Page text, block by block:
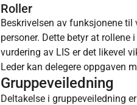
Roller
Beskrivelsen av funksjonene til
personer. Dette betyr at
vurdering av LIS er det likevel
Leder kan delegere oppgaven
Gruppeveiledning
Deltakelse i gruppeveiledning